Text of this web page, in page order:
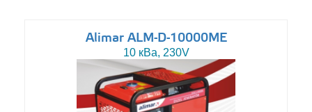
Alimar ALM-D-10000ME
10 кВа, 230V